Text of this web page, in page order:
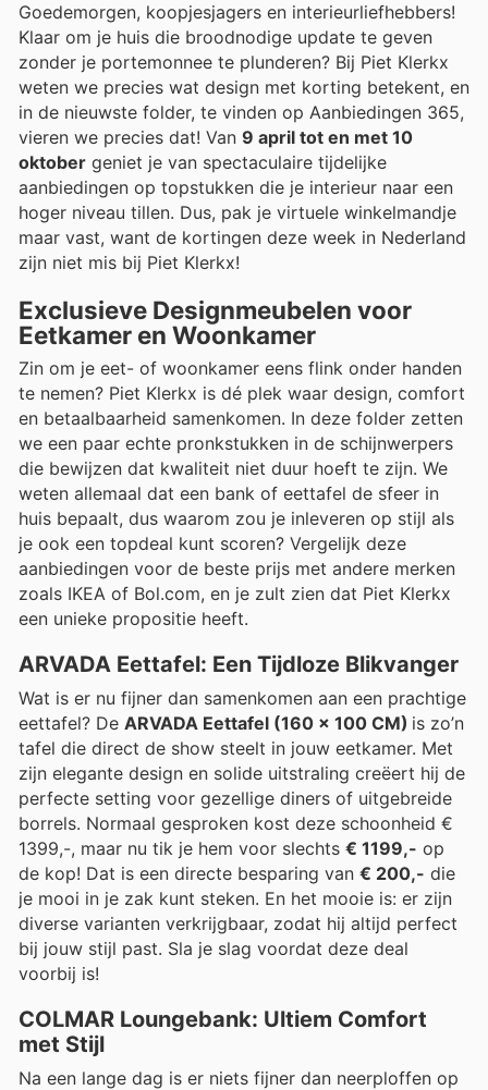
Goedemorgen, koopjesjagers en interieurliefhebbers!
Klaar om je huis die broodnodige update te geven
zonder je portemonnee te plunderen? Bij Piet Klerkx
weten we precies wat design met korting betekent, en
in de nieuwste folder, te vinden op Aanbiedingen 365,
vieren we precies dat! Van 9 april tot en met 10
oktober geniet je van spectaculaire tijdelijke
aanbiedingen op topstukken die je interieur naar een
hoger niveau tillen. Dus, pak je virtuele winkelmandje
maar vast, want de kortingen deze week in Nederland
zijn niet mis bij Piet Klerkx!
Exclusieve Designmeubelen voor
Eetkamer en Woonkamer
Zin om je eet- of woonkamer eens flink onder handen
te nemen? Piet Klerkx is dé plek waar design, comfort
en betaalbaarheid samenkomen. In deze folder zetten
we een paar echte pronkstukken in de schijnwerpers
die bewijzen dat kwaliteit niet duur hoeft te zijn. We
weten allemaal dat een bank of eettafel de sfeer in
huis bepaalt, dus waarom zou je inleveren op stijl als
je ook een topdeal kunt scoren? Vergelijk deze
aanbiedingen voor de beste prijs met andere merken
zoals IKEA of Bol.com, en je zult zien dat Piet Klerkx
een unieke propositie heeft.
ARVADA Eettafel: Een Tijdloze Blikvanger
Wat is er nu fijner dan samenkomen aan een prachtige
eettafel? De ARVADA Eettafel (160 x 100 CM) is zo’n
tafel die direct de show steelt in jouw eetkamer. Met
zijn elegante design en solide uitstraling creëert hij de
perfecte setting voor gezellige diners of uitgebreide
borrels. Normaal gesproken kost deze schoonheid €
1399,-, maar nu tik je hem voor slechts € 1199,- op
de kop! Dat is een directe besparing van € 200,- die
je mooi in je zak kunt steken. En het mooie is: er zijn
diverse varianten verkrijgbaar, zodat hij altijd perfect
bij jouw stijl past. Sla je slag voordat deze deal
voorbij is!
COLMAR Loungebank: Ultiem Comfort
met Stijl
Na een lange dag is er niets fijner dan neerploffen op